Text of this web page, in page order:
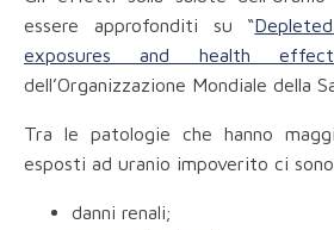
essere approfonditi su “
exposures and health
dell’Organizzazione Mondiale della
Tra le patologie che hanno
esposti ad uranio impoverito ci
danni renali;